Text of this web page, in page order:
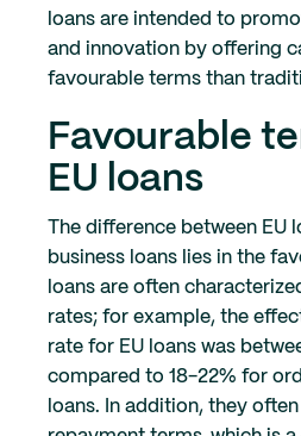
loans are intended to
and innovation by offering
favourable terms than
Favourable
EU loans
The difference between EU
business loans lies in the
loans are often
rates; for example, the
rate for EU loans was
compared to 18-22% for
loans. In addition, they